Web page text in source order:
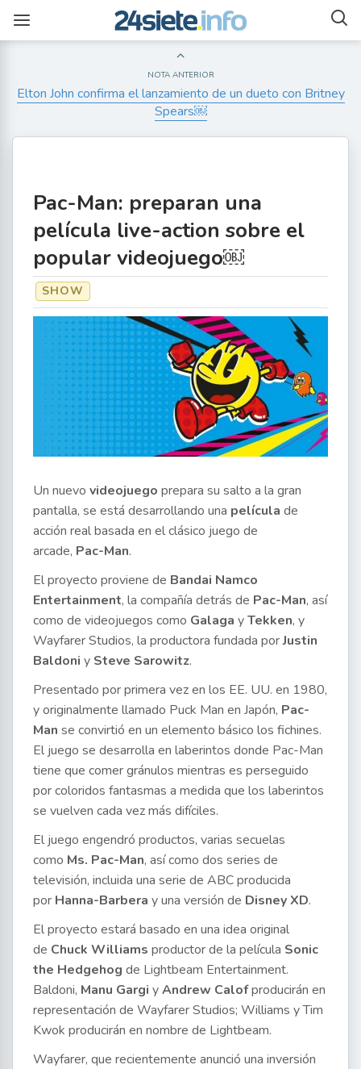
NOTA ANTERIOR
Elton John confirma el lanzamiento de un dueto con Britney
Spears￼
Pac-Man: preparan una
película live-action sobre el
popular videojuego￼
SHOW
Un nuevo videojuego prepara su salto a la gran
pantalla, se está desarrollando una película de
acción real basada en el clásico juego de
arcade, Pac-Man.
El proyecto proviene de Bandai Namco
Entertainment, la compañía detrás de Pac-Man, así
como de videojuegos como Galaga yTekken, y
Wayfarer Studios, la productora fundada porJustin
Baldoni y Steve Sarowitz.
Presentado por primera vez en los EE. UU. en 1980,
y originalmente llamado Puck Man en Japón, Pac-
Man se convirtió en un elemento básico los fichines.
El juego se desarrolla en laberintos donde Pac-Man
tiene que comer gránulos mientras es perseguido
por coloridos fantasmas a medida que los laberintos
se vuelven cada vez más difíciles.
El juego engendró productos, varias secuelas
como Ms. Pac-Man, así como dos series de
televisión, incluida una serie de ABC producida
por Hanna-Barbera y una versión de Disney XD.
El proyecto estará basado en una idea original
de Chuck Williams productor de la película Sonic
the Hedgehog de Lightbeam Entertainment.
Baldoni, Manu Gargi yAndrew Calofproducirán en
representación de Wayfarer Studios; Williams y Tim
Kwok producirán en nombre de Lightbeam.
Wayfarer, que recientemente anunció una inversión